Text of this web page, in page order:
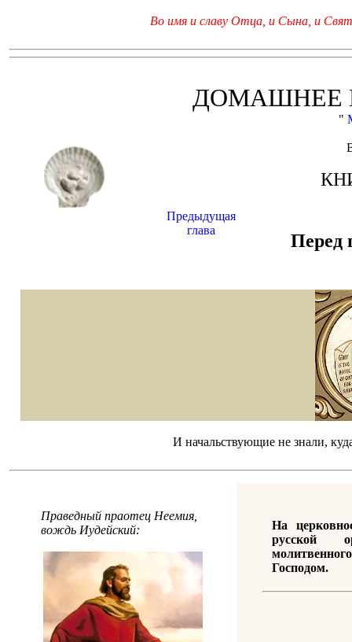
Во имя и славу Отца, и Сына, и
ДОМАШНЕЕ
"
Предыдущая
глава
Перед
И начальствующие не знали,
Праведный праотец Неемия,
вождь Иудейский:
На
русской
Господом.